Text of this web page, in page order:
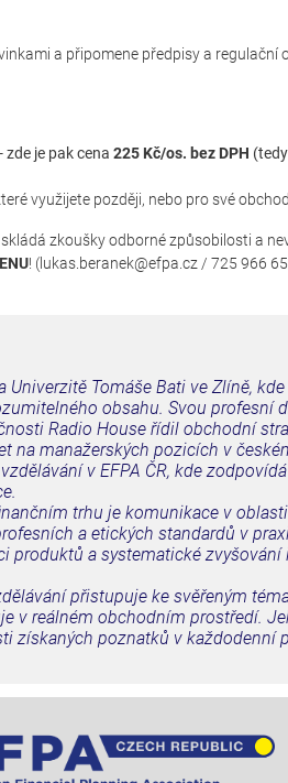
a připomene předpisy a regulační
- zde je pak cena 225 Kč/os. bez DPH
využijete později, nebo pro své
zkoušky odborné způsobilosti a
! (lukas.beranek@efpa.cz / 725 966
Tomáše Bati ve Zlíně,
obsahu. Svou profesní
Radio House řídil obchodní
na manažerských pozicích v
v EFPA ČR, kde
trhu je komunikace v
a etických standardů v
produktů a systematické
přistupuje ke svěřeným
v reálném obchodním prostředí.
získaných poznatků v každodenní